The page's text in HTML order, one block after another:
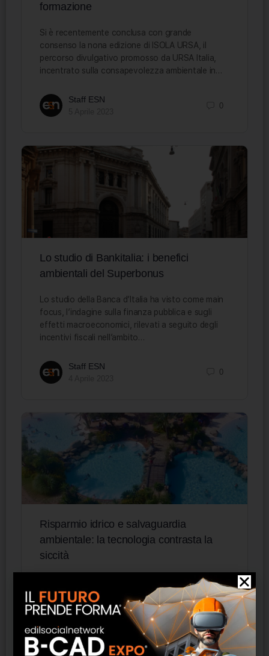
formazione
Si è recentemente conclusa con grande
consenso la nona edizione di ISOLA URSA, il
percorso divulgativo promosso da URSA Italia,
incentrato sulla consapevolezza ambientale in…
Staff ESN
0
Lo studio di Bankitalia: i benefici
ambientali del Superbonus
Lo studio della Banca d’Italia ha visto come main
focus, l’indagine sulla finanza pubblica e sugli
effetti macroeconomici, rilevati a seguito degli
incentivi fiscali nell’ambito…
Staff ESN
0
Risparmio idrico e salvaguardia
ambientale: la tecnologia contrasta la
siccità
Investire sul trattamento dell’acqua permette
vantaggi in termini economici e di energia,
salvaguardando il pianeta. Grazie a moderni
impianti di desalinizzazione e dissalazione, anche
l’acqua…